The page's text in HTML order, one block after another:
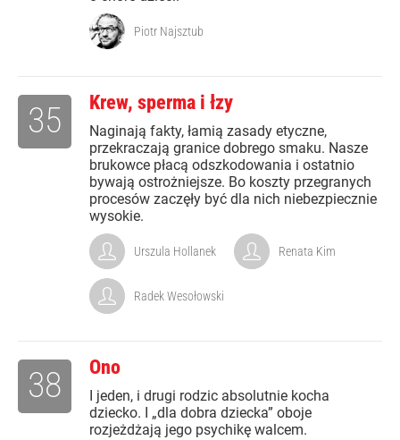
Piotr Najsztub
Krew, sperma i łzy
Naginają fakty, łamią zasady etyczne,
przekraczają granice dobrego smaku. Nasze
brukowce płacą odszkodowania i ostatnio
bywają ostrożniejsze. Bo koszty przegranych
procesów zaczęły być dla nich niebezpiecznie
wysokie.
35
Urszula Hollanek Renata Kim
Radek Wesołowski
Ono
I jeden, i drugi rodzic absolutnie kocha
dziecko. I „dla dobra dziecka” oboje
rozjeżdżają jego psychikę walcem.
38